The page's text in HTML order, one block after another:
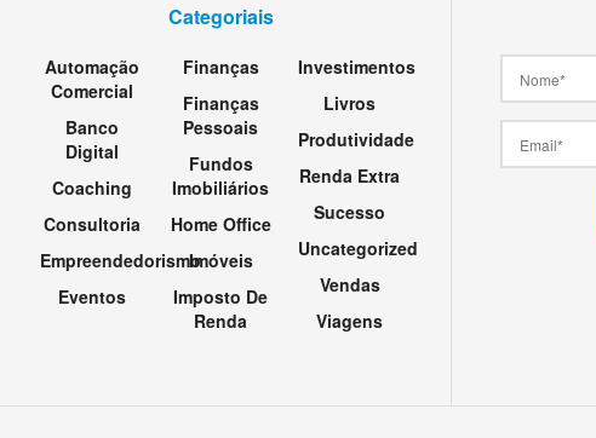
Categoriais
Automação
Comercial
Banco
Digital
Coaching
Consultoria
Empreendedorismo
Eventos
Finanças
Finanças
Pessoais
Fundos
Imobiliários
Home Office
Imóveis
Imposto De
Renda
Investimentos
Livros
Produtividade
Renda Extra
Sucesso
Uncategorized
Vendas
Viagens